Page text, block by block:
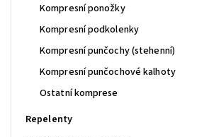
Kompresní ponožky
Kompresní podkolenky
Kompresní punčochy (stehenní)
Kompresní punčochové kalhoty
Ostatní komprese
Repelenty